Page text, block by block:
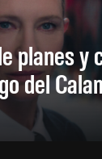
planes y
del